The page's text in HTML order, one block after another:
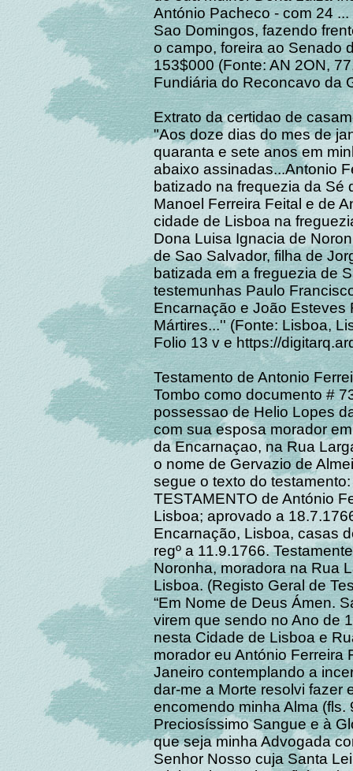
António Pacheco - com 24
Sao Domingos, fazendo
o campo, foreira ao Senado
153$000 (Fonte: AN 2ON,
Fundiária do Reconcavo da
Extrato da certidao de
"Aos doze dias do mes de
quaranta e sete anos em
abaixo assinadas...Antonio
batizado na frequezia da Sé
Manoel Ferreira Feital e de
cidade de Lisboa na
Dona Luisa Ignacia de
de Sao Salvador, filha de
batizada em a freguezia de
testemunhas Paulo
Encarnação e João Esteves
Mártires...'' (Fonte: Lisboa,
Folio 13 v e https://
Testamento de Antonio
Tombo como documento #
possessao de Helio Lopes
com sua esposa morador
da Encarnaçao, na Rua
o nome de Gervazio de
segue o texto do testamento:
TESTAMENTO de António
Lisboa; aprovado a
Encarnação, Lisboa, casas
regº a 11.9.1766.
Noronha, moradora na Rua
Lisboa. (Registo Geral de
“Em Nome de Deus Ámen.
virem que sendo no Ano de
nesta Cidade de Lisboa e
morador eu António Ferreira
Janeiro contemplando a
dar-me a Morte resolvi fazer
encomendo minha Alma
Preciosíssimo Sangue e à
que seja minha Advogada
Senhor Nosso cuja Santa